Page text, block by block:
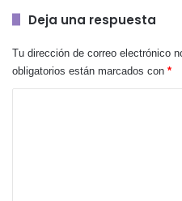
Deja una respuesta
Tu dirección de correo electrónico
obligatorios están marcados con *